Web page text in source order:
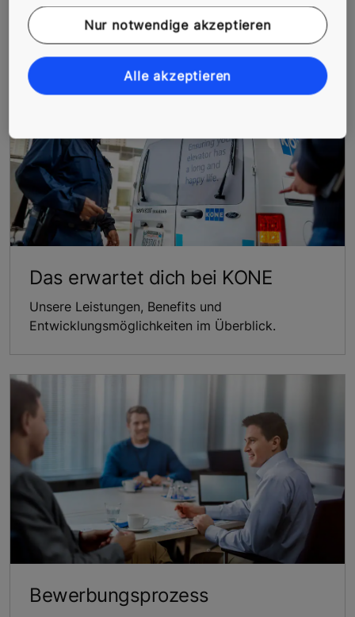
interessieren
Das erwartet dich bei KONE
Unsere Leistungen, Benefits und
Entwicklungsmöglichkeiten im Überblick.
Bewerbungsprozess
Nur notwendige akzeptieren
Alle akzeptieren